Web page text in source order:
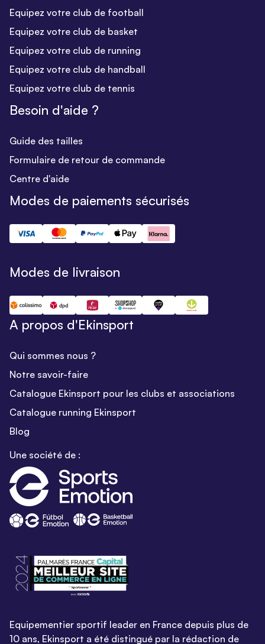
Equipez votre club de football
Equipez votre club de basket
Equipez votre club de running
Equipez votre club de handball
Equipez votre club de tennis
Besoin d'aide ?
Guide des tailles
Formulaire de retour de commande
Centre d'aide
Modes de paiements sécurisés
Modes de livraison
A propos d'Ekinsport
Qui sommes nous ?
Notre savoir-faire
Catalogue Ekinsport pour les clubs et associations
Catalogue running Ekinsport
Blog
Une société de :
Equipementier sportif leader en France depuis plus de
10 ans, Ekinsport a été distingué par la rédaction de